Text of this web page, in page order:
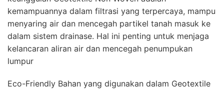
kemampuannya dalam filtrasi yang terpercaya, mampu
menyaring air dan mencegah partikel tanah masuk ke
dalam sistem drainase. Hal ini penting untuk menjaga
kelancaran aliran air dan mencegah penumpukan
lumpur
Eco-Friendly Bahan yang digunakan dalam Geotextile